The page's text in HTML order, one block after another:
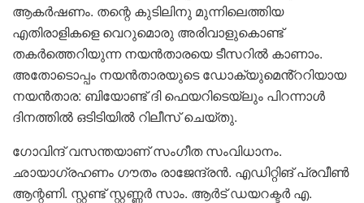
ആകർഷണം. തന്റെ കുടിലിനു മുന്നിലെത്തിയ
എതിരാളികളെ വെറുമൊരു അരിവാളുകൊണ്ട്
തകർത്തെറിയുന്ന നയൻതാരയെ ടീസറിൽ കാണാം.
അതോടൊപ്പം നയൻതാരയുടെ ഡോക്യുമെൻ്ററിയായ
നയൻതാര: ബിയോണ്ട് ദി ഫെയറിടെയ്ലും പിറന്നാൾ
ദിനത്തിൽ ഒടിടിയിൽ റിലീസ് ചെയ്തു.
ഗോവിന്ദ് വസന്തയാണ് സംഗീത സംവിധാനം.
ഛായാഗ്രഹണം ഗൗതം രാജേന്ദ്രൻ. എഡിറ്റിങ് പ്രവീൺ
ആന്റണി. സ്റ്റണ്ട് സ്റ്റണ്ണർ സാം. ആർട് ഡയറക്ടർ എ.